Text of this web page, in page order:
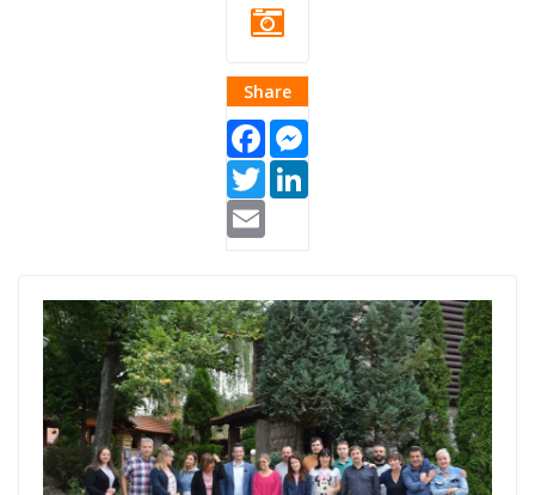
Share
Facebook
Twitter
drustvo-za-
razvoj-
kreativnosti.jpg